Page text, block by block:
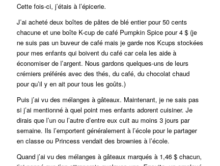
Cette fois-ci, j’étais à l’épicerie.
J’ai acheté deux boîtes de pâtes de blé entier pour 50 cents
chacune et une boîte K-cup de café Pumpkin Spice pour 4 $ (je
ne suis pas un buveur de café mais je garde nos Kcups stockées
pour mes enfants qui boivent du café car cela les aide à
économiser de l’argent. Nous gardons quelques-uns de leurs
crémiers préférés avec des thés, du café, du chocolat chaud
pour qu’il y en ait pour tous les goûts.)
Puis j’ai vu des mélanges à gâteaux. Maintenant, je ne sais pas
si j’ai mentionné à quel point mes enfants adorent cuisiner. Je
dirais que l’un ou l’autre d’entre eux cuit au moins 3 jours par
semaine. Ils l’emportent généralement à l’école pour le partager
en classe ou Princess vendait des brownies à l’école.
Quand j’ai vu des mélanges à gâteaux marqués à 1,46 $ chacun,